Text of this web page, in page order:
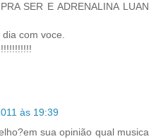
SER E ADRENALINA LUAN
com voce.
às 19:39
sua opinião qual musica